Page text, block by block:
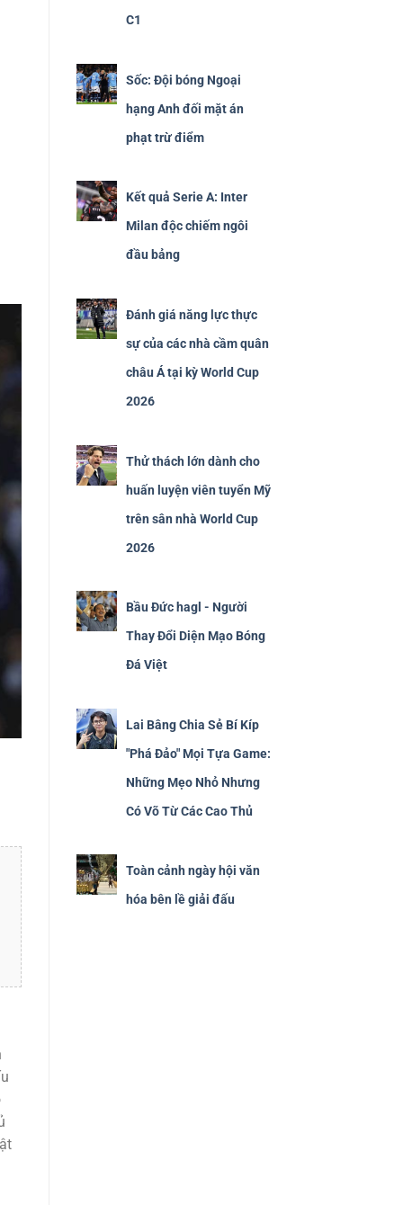
C1
Sốc: Đội bóng Ngoại
hạng Anh đối mặt án
phạt trừ điểm
Kết quả Serie A: Inter
Milan độc chiếm ngôi
đầu bảng
Đánh giá năng lực thực
sự của các nhà cầm quân
châu Á tại kỳ World Cup
2026
Thử thách lớn dành cho
huấn luyện viên tuyển Mỹ
trên sân nhà World Cup
2026
Bầu Đức hagl - Người
Thay Đổi Diện Mạo Bóng
Đá Việt
Lai Bâng Chia Sẻ Bí Kíp
"Phá Đảo" Mọi Tựa Game:
Những Mẹo Nhỏ Nhưng
Có Võ Từ Các Cao Thủ
Toàn cảnh ngày hội văn
hóa bên lề giải đấu